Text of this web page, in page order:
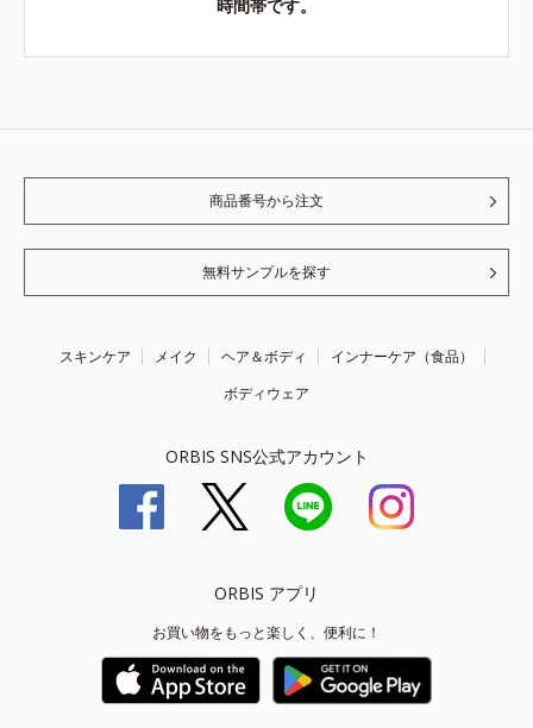
時間帯です。
商品番号から注文
無料サンプルを探す
スキンケア メイク ヘア＆ボディ
インナーケア（食品）
ボディウェア
ORBIS SNS公式アカウント
ORBIS アプリ
お買い物をもっと楽しく、便利に！